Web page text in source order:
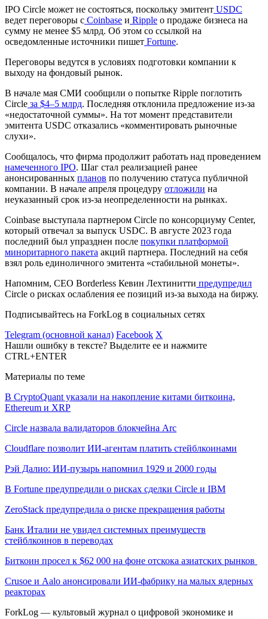
IPO Circle может не состояться, поскольку эмитент USDC
ведет переговоры с Coinbase и Ripple о продаже бизнеса на
сумму не менее $5 млрд. Об этом со ссылкой на
осведомленные источники пишет Fortune.
Переговоры ведутся в условиях подготовки компании к
выходу на фондовый рынок.
В начале мая СМИ сообщили о попытке Ripple поглотить
Circle за $4–5 млрд. Последняя отклонила предложение из-за
«недостаточной суммы». На тот момент представители
эмитента USDC отказались «комментировать рыночные
слухи».
Сообщалось, что фирма продолжит работать над проведением
намеченного IPO. Шаг стал реализацией ранее
анонсированных планов по получению статуса публичной
компании. В начале апреля процедуру отложили на
неуказанный срок из-за неопределенности на рынках.
Coinbase выступала партнером Circle по консорциуму Center,
который отвечал за выпуск USDC. В августе 2023 года
последний был упразднен после покупки платформой
миноритарного пакета акций партнера. Последний на себя
взял роль единоличного эмитента «стабильной монеты».
Напомним, CEO Borderless Кевин Лехтинитти предупредил
Circle о рисках ослабления ее позиций из-за выхода на биржу.
Подписывайтесь на ForkLog в социальных сетях
Telegram (основной канал) Facebook X
Нашли ошибку в тексте? Выделите ее и нажмите
CTRL+ENTER
Материалы по теме
В CryptoQuant указали на накопление китами биткоина,
Ethereum и XRP
Circle назвала валидаторов блокчейна Arc
Cloudflare позволит ИИ-агентам платить стейблкоинами
Рэй Далио: ИИ-пузырь напомнил 1929 и 2000 годы
В Fortune предупредили о рисках сделки Circle и IBM
ZeroStack предупредила о риске прекращения работы
Банк Италии не увидел системных преимуществ
стейблкоинов в переводах
Биткоин просел к $62 000 на фоне отскока азиатских рынков
Crusoe и Aalo анонсировали ИИ-фабрику на малых ядерных
реакторах
ForkLog — культовый журнал о цифровой экономике и